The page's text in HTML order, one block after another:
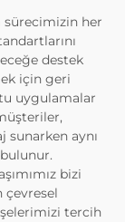
sürecimizin her
destek
için geri
uygulamalar
aynı
bizi
çevresel
tercih